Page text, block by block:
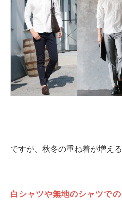
ですが、秋冬の重ね着が増える
白シャツや無地のシャツで